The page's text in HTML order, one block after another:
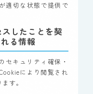
適切な状態で提供で
したことを契
る情報
セキュリティ確保・
により閲覧され
す。